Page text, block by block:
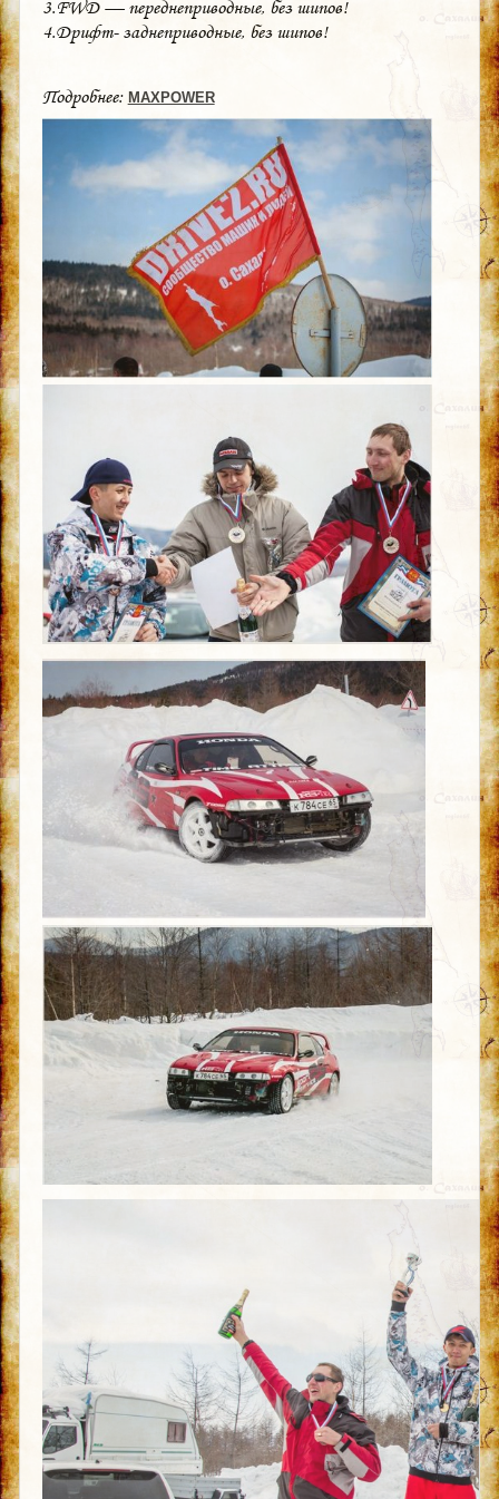
3.FWD — переднеприводные, без шипов!
4.Дрифт- заднеприводные, без шипов!
Подробнее: MAXPOWER